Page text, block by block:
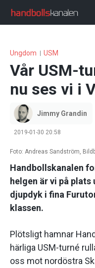
Ungdom USM
Vår USM-
nu ses vi i
Jimmy Grandin
2019-01-30 20:58
Foto: Andreas Sandström,
Handbollskanalen
helgen är vi på
djupdyk i fina
klassen.
Plötsligt hamnar
härliga USM-turné
oss mot nordöstra